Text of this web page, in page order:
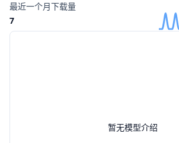
暂无模型介绍
最近一个月下载量
7